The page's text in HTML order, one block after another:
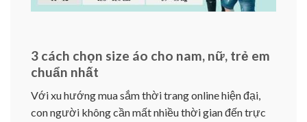
3 cách chọn size áo cho nam, nữ, trẻ em
chuẩn nhất
Với xu hướng mua sắm thời trang online hiện đại,
con người không cần mất nhiều thời gian đến trực